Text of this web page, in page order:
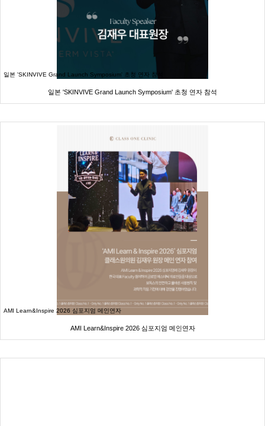
일본 'SKINVIVE Grand Launch Symposium' 초청 연자 참석
일본 'SKINVIVE Grand Launch Symposium' 초청 연자 참석
AMI Learn&Inspire 2026 심포지엄 메인연자
AMI Learn&Inspire 2026 심포지엄 메인연자